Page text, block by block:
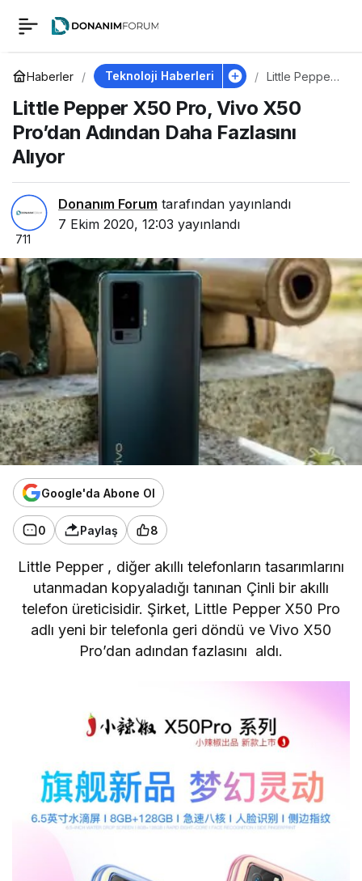
Haberler Teknoloji Haberleri
Little Pepper
X50 Pro’dan
Adından Daha
Fazlasını
Little Pepper X50 Pro, Vivo X50
Pro’dan Adından Daha Fazlasını
Alıyor
Donanım Forum tarafından yayınlandı
7 Ekim 2020, 12:03 yayınlandı
711
Google'da Abone Ol
0 Paylaş 8
Little Pepper , diğer akıllı telefonların tasarımlarını
utanmadan kopyaladığı tanınan Çinli bir akıllı
telefon üreticisidir. Şirket, Little Pepper X50 Pro
adlı yeni bir telefonla geri döndü ve Vivo X50
Pro’dan adından fazlasını aldı.
Little Pepper X50 Pro,
Vivo X50 Pro’dan
Adından Daha
Fazlasını Alıyor